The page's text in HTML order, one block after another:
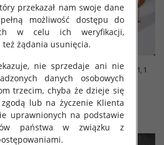
41, 1
Szpilki damskie Roz 36-41, 1
kolor Paczka 12 szt
48.00 zł
szczegóły
przekazał nam swoje dane
możliwość dostępu do
w celu ich weryfikacji,
żądania usunięcia.
nie sprzedaje ani nie
danych osobowych
trzecim, chyba że dzieje się
lub na życzenie Klienta
uprawnionych na podstawie
państwa w związku z